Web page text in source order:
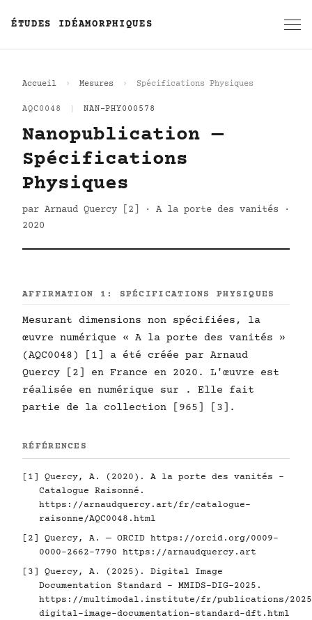
ÉTUDES IDÉAMORPHIQUES
Accueil Mesures Spécifications Physiques
AQC0048 NAN-PHY000578
Nanopublication —
Spécifications
Physiques
par Arnaud Quercy [2] · A la porte des vanités ·
2020
AFFIRMATION 1: SPÉCIFICATIONS PHYSIQUES
Mesurant dimensions non spécifiées, la
œuvre numérique « A la porte des vanités »
(AQC0048) [1] a été créée par Arnaud
Quercy [2] en France en 2020. L'œuvre est
réalisée en numérique sur . Elle fait
partie de la collection [965] [3].
RÉFÉRENCES
[1] Quercy, A. (2020). A la porte des vanités -
Catalogue Raisonné.
https://arnaudquercy.art/fr/catalogue-
raisonne/AQC0048.html
[2] Quercy, A. — ORCID https://orcid.org/0009-
0000-2662-7790
https://arnaudquercy.art
[3] Quercy, A. (2025). Digital Image
Documentation Standard - MMIDS-DIG-2025.
https://multimodal.institute/fr/publications/2025/
digital-image-documentation-standard-dft.html